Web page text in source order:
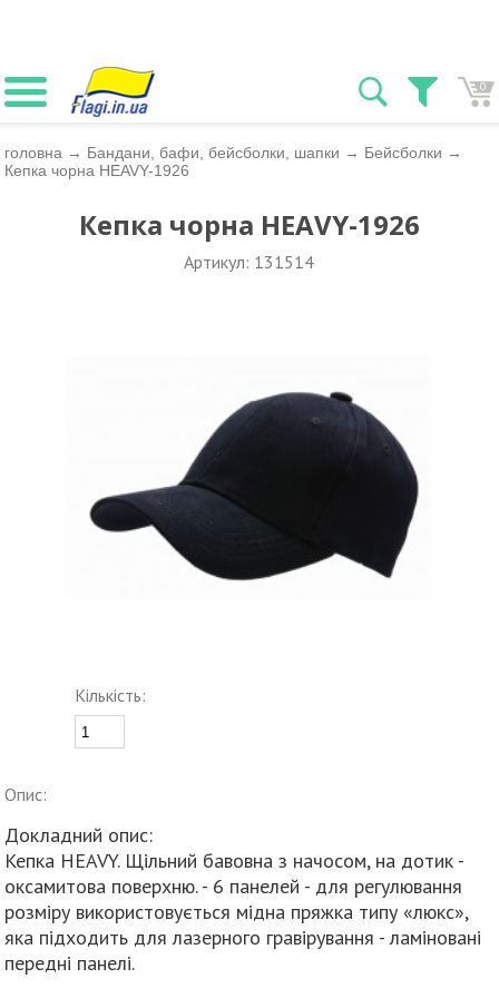
0
головна → Бандани, бафи, бейсболки, шапки → Бейсболки →
Кепка чорна HEAVY-1926
Кепка чорна HEAVY-1926
Артикул: 131514
Кількість:
Опис:
Докладний опис:
Кепка HEAVY. Щільний бавовна з начосом, на дотик -
оксамитова поверхню. - 6 панелей - для регулювання
розміру використовується мідна пряжка типу «люкс»,
яка підходить для лазерного гравірування - ламіновані
передні панелі.